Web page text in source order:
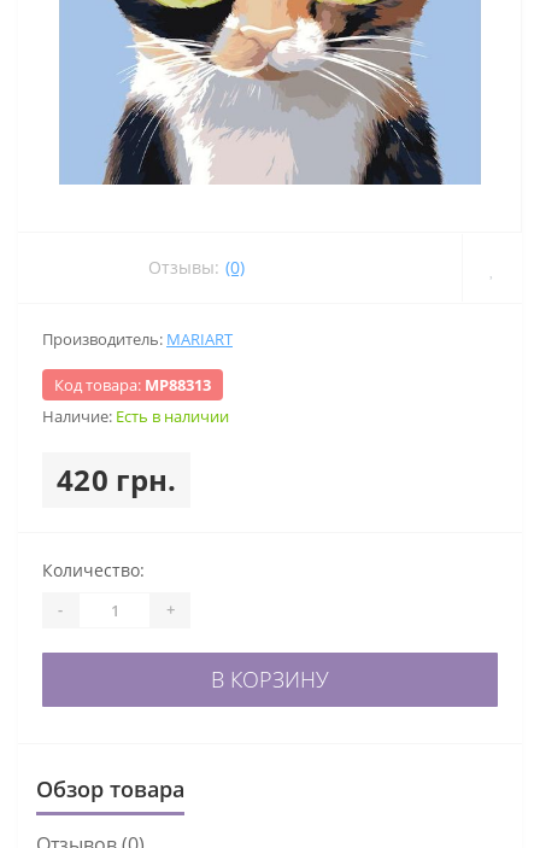
Отзывы: (0)
Производитель: MARIART
Код товара: МР88313
Наличие: Есть в наличии
420 грн.
Количество:
- +
В КОРЗИНУ
Обзор товара